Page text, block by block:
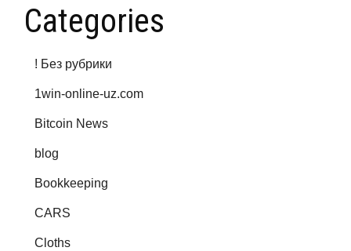
Categories
! Без рубрики
1win-online-uz.com
Bitcoin News
blog
Bookkeeping
CARS
Cloths